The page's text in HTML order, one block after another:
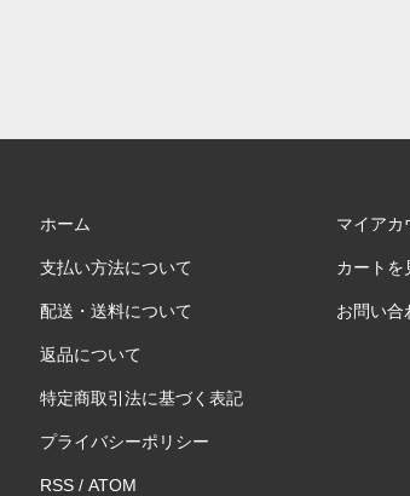
ホーム
支払い方法について
配送・送料について
返品について
特定商取引法に基づく表記
プライバシーポリシー
RSS/ ATOM
マイアカ
カートを
お問い合